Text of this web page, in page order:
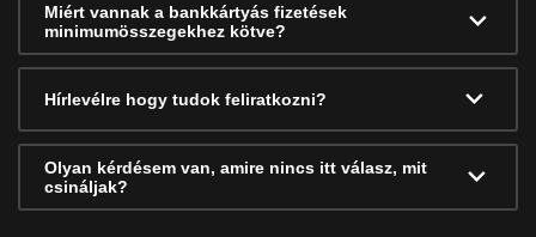
Miért vannak a bankkártyás fizetések
minimumösszegekhez kötve?
Hírlevélre hogy tudok feliratkozni?
Olyan kérdésem van, amire nincs itt válasz, mit
csináljak?